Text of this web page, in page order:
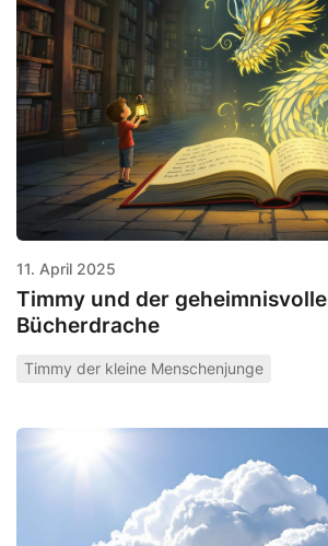
11. April 2025
Timmy und der geheimnisvolle
Bücherdrache
Timmy der kleine Menschenjunge